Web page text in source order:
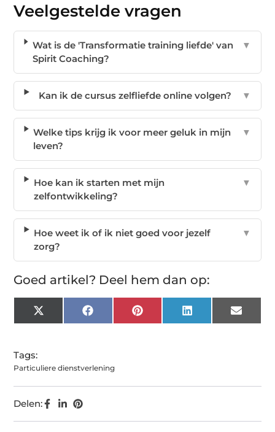
Veelgestelde vragen
Wat is de 'Transformatie training liefde' van
Spirit Coaching?
▼
Kan ik de cursus zelfliefde online volgen? ▼
Welke tips krijg ik voor meer geluk in mijn
leven?
▼
Hoe kan ik starten met mijn
zelfontwikkeling?
▼
Hoe weet ik of ik niet goed voor jezelf
zorg?
▼
Goed artikel? Deel hem dan op:
X
(Twitter)
Facebook Pinterest LinkedIn Email
Tags:
Particuliere dienstverlening
Delen: